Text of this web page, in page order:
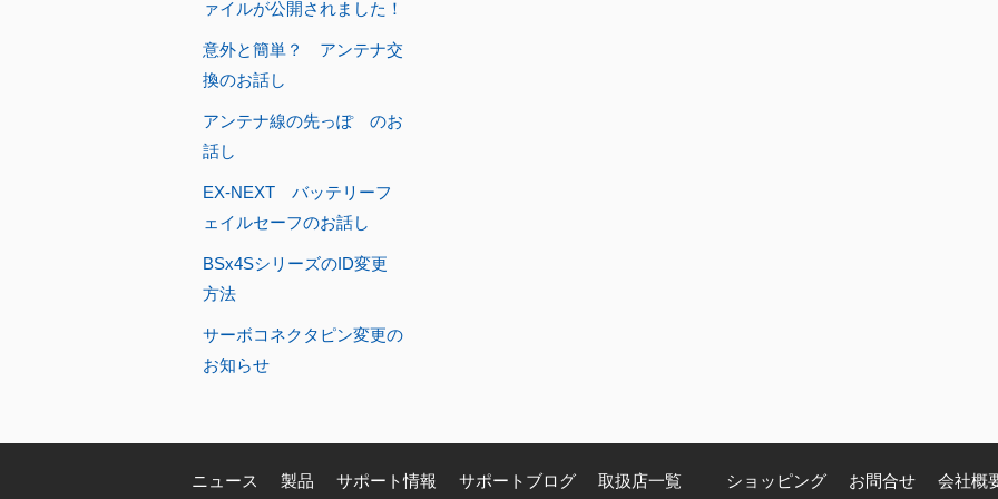
ァイルが公開されました！
意外と簡単？ アンテナ交
換のお話し
アンテナ線の先っぽ のお
話し
EX-NEXT バッテリーフ
ェイルセーフのお話し
BSx4SシリーズのID変更
方法
サーボコネクタピン変更の
お知らせ
ニュース 製品 サポート情報 サポートブログ 取扱店一覧 ショッピング お問合せ 会社概